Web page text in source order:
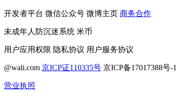
开发者平台 微信公众号 微博主页 商务合作
未成年人防沉迷系统 米币
用户应用权限 隐私协议 用户服务协议
@wali.com 京ICP证110335号 京ICP备17017388号-1
营业执照